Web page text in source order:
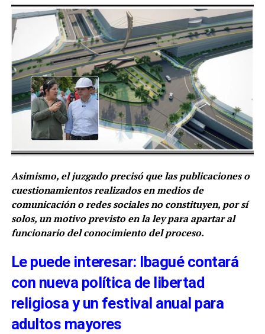
Asimismo, el juzgado precisó que las publicaciones o
cuestionamientos realizados en medios de
comunicación o redes sociales no constituyen, por sí
solos, un motivo previsto en la ley para apartar al
funcionario del conocimiento del proceso.
Le puede interesar: Ibagué contará
con nueva política de libertad
religiosa y un festival anual para
adultos mayores